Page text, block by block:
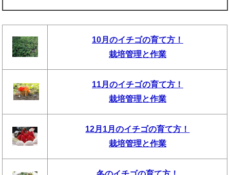
10月のイチゴの育て方！
栽培管理と作業
11月のイチゴの育て方！
栽培管理と作業
12月1月のイチゴの育て方！
栽培管理と作業